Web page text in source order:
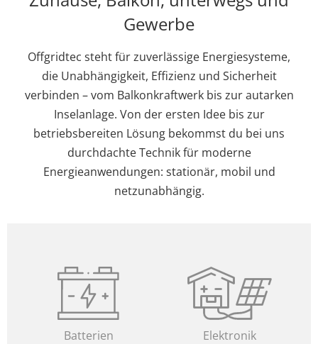
Gewerbe
Offgridtec steht für zuverlässige Energiesysteme,
die Unabhängigkeit, Effizienz und Sicherheit
verbinden – vom Balkonkraftwerk bis zur autarken
Inselanlage. Von der ersten Idee bis zur
betriebsbereiten Lösung bekommst du bei uns
durchdachte Technik für moderne
Energieanwendungen: stationär, mobil und
netzunabhängig.
Batterien Elektronik